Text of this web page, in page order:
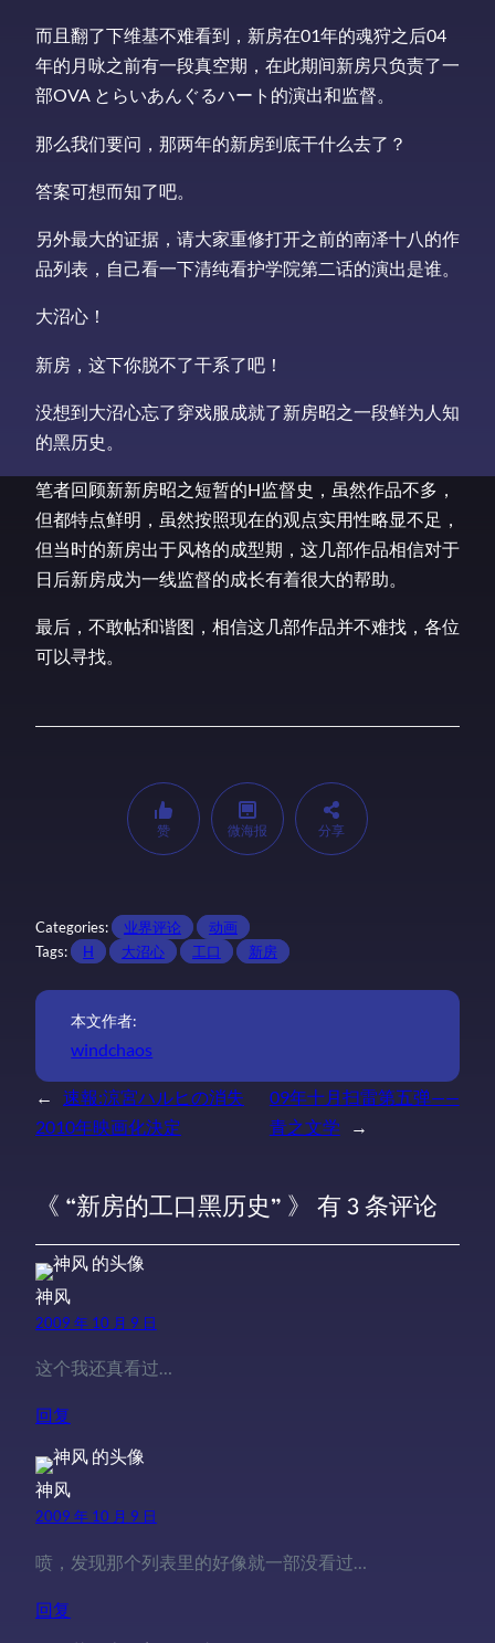
而且翻了下维基不难看到，新房在01年的魂狩之后04
年的月咏之前有一段真空期，在此期间新房只负责了一
部OVA とらいあんぐるハート的演出和监督。
那么我们要问，那两年的新房到底干什么去了？
答案可想而知了吧。
另外最大的证据，请大家重修打开之前的南泽十八的作
品列表，自己看一下清纯看护学院第二话的演出是谁。
大沼心！
新房，这下你脱不了干系了吧！
没想到大沼心忘了穿戏服成就了新房昭之一段鲜为人知
的黑历史。
笔者回顾新新房昭之短暂的H监督史，虽然作品不多，
但都特点鲜明，虽然按照现在的观点实用性略显不足，
但当时的新房出于风格的成型期，这几部作品相信对于
日后新房成为一线监督的成长有着很大的帮助。
最后，不敢帖和谐图，相信这几部作品并不难找，各位
可以寻找。
赞 微海报 分享
Categories: 业界评论
动画
Tags:
H 大沼心 工口 新房
本文作者:
windchaos
←
速報:涼宮ハルヒの消失
2010年映画化決定
09年十月扫雷第五弹——
青之文学
→
《 “新房的工口黑历史” 》 有 3 条评论
神风
2009 年 10 月 9 日
这个我还真看过…
回复
神风
2009 年 10 月 9 日
喷，发现那个列表里的好像就一部没看过…
回复